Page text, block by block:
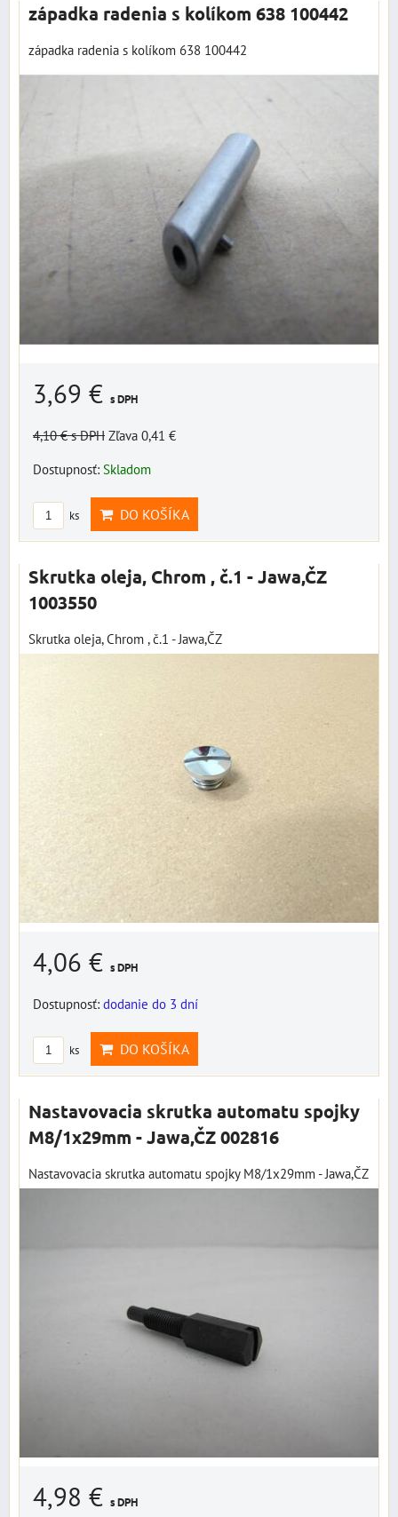
západka radenia s kolíkom 638 100442
západka radenia s kolíkom 638 100442
3,69 € s DPH
4,10 €s DPH Zľava 0,41 €
Dostupnosť: Skladom
ks DO KOŠÍKA
Skrutka oleja, Chrom , č.1 - Jawa,ČZ
1003550
Skrutka oleja, Chrom , č.1 - Jawa,ČZ
4,06 € s DPH
Dostupnosť: dodanie do 3 dní
ks DO KOŠÍKA
Nastavovacia skrutka automatu spojky
M8/1x29mm - Jawa,ČZ 002816
Nastavovacia skrutka automatu spojky M8/1x29mm - Jawa,ČZ
4,98 € s DPH